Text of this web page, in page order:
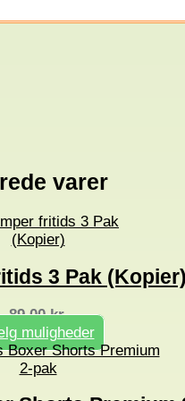
varer
3 Pak
89,00kr.
muligheder
Dette
vare
har